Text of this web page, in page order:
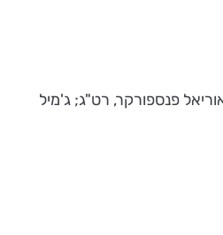
פנספורקר, רט"ג; ג'מיל